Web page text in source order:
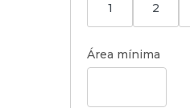
1 2
Área mínima